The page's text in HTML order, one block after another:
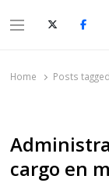
Menu
Home Posts
cargo en